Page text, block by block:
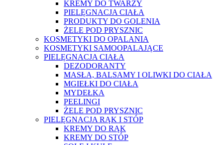
KREMY DO TWARZY
PIELĘGNACJA CIAŁA
PRODUKTY DO GOLENIA
ŻELE POD PRYSZNIC
KOSMETYKI DO OPALANIA
KOSMETYKI SAMOOPALAJĄCE
PIELĘGNACJA CIAŁA
DEZODORANTY
MASŁA, BALSAMY I OLIWKI DO CIAŁA
MGIEŁKI DO CIAŁA
MYDEŁKA
PEELINGI
ŻELE POD PRYSZNIC
PIELĘGNACJA RĄK I STÓP
KREMY DO RĄK
KREMY DO STÓP